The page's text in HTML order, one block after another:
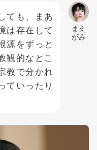
ても、まあ
は存在して
源をずっと
観的なとこ
教で分かれ
ていったり
まえ
がみ